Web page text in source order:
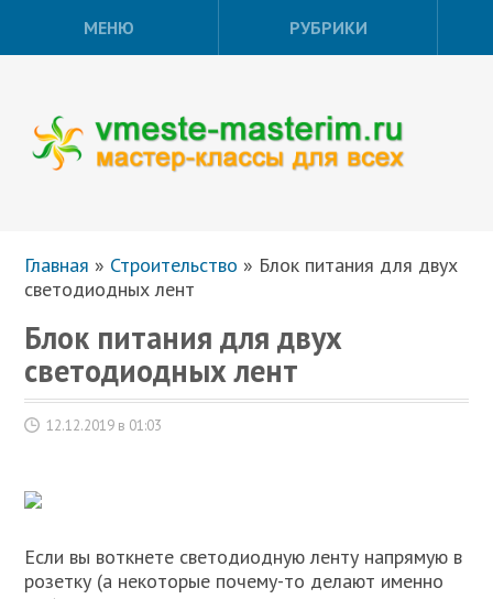
МЕНЮ РУБРИКИ
Главная » Строительство » Блок питания для двух
светодиодных лент
Блок питания для двух
светодиодных лент
12.12.2019 в 01:03
Если вы воткнете светодиодную ленту напрямую в
розетку (а некоторые почему-то делают именно